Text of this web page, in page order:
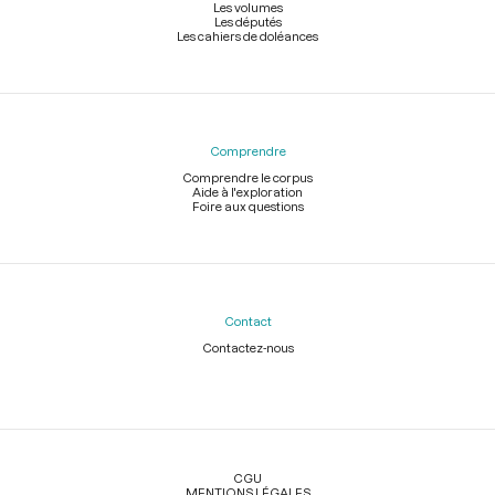
Les volumes
Les députés
Les cahiers de doléances
Comprendre
Comprendre le corpus
Aide à l'exploration
Foire aux questions
Contact
Contactez-nous
Légal
CGU